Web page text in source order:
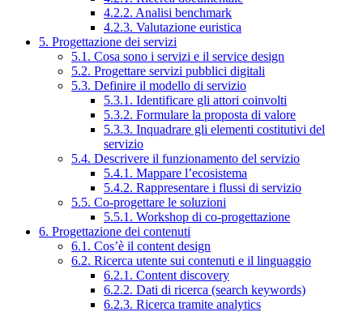
4.2.2. Analisi benchmark
4.2.3. Valutazione euristica
5. Progettazione dei servizi
5.1. Cosa sono i servizi e il service design
5.2. Progettare servizi pubblici digitali
5.3. Definire il modello di servizio
5.3.1. Identificare gli attori coinvolti
5.3.2. Formulare la proposta di valore
5.3.3. Inquadrare gli elementi costitutivi del
servizio
5.4. Descrivere il funzionamento del servizio
5.4.1. Mappare l’ecosistema
5.4.2. Rappresentare i flussi di servizio
5.5. Co-progettare le soluzioni
5.5.1. Workshop di co-progettazione
6. Progettazione dei contenuti
6.1. Cos’è il content design
6.2. Ricerca utente sui contenuti e il linguaggio
6.2.1. Content discovery
6.2.2. Dati di ricerca (search keywords)
6.2.3. Ricerca tramite analytics